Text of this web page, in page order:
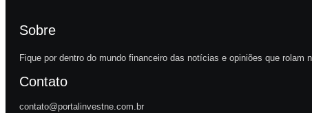
Sobre
Fique por dentro do mundo financeiro das notícias e opiniões que rolam
Contato
contato@portalinvestne.com.br